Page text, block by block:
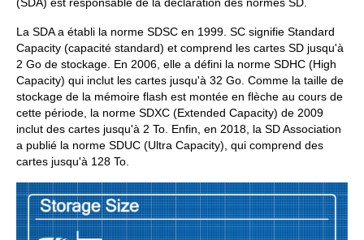
La SDA a établi la norme SDSC en 1999. SC signifie Standard
Capacity (capacité standard) et comprend les cartes SD jusqu'à
2 Go de stockage. En 2006, elle a défini la norme SDHC (High
Capacity) qui inclut les cartes jusqu'à 32 Go. Comme la taille de
stockage de la mémoire flash est montée en flèche au cours de
cette période, la norme SDXC (Extended Capacity) de 2009
inclut des cartes jusqu'à 2 To. Enfin, en 2018, la SD Association
a publié la norme SDUC (Ultra Capacity), qui comprend des
cartes jusqu'à 128 To.